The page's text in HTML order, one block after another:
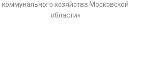
коммунального хозяйства Московской
области»